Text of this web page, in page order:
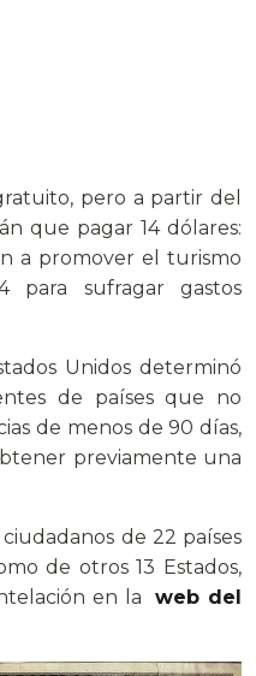
pero a partir del
que pagar 14 dólares:
a promover el turismo
sufragar gastos
Unidos determinó
de países que no
de menos de 90 días,
previamente una
de 22 países
de otros 13 Estados,
en la
web del